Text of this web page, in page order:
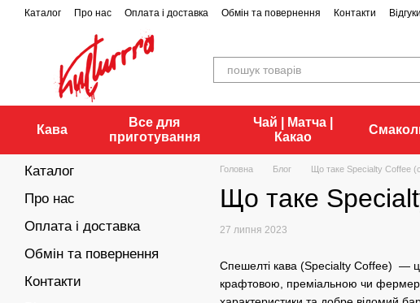
Перейти до основного контенту
Каталог Про нас Оплата і доставка Обмін та повернення Контакти
Кава
Все для
приготування
Чай | Матча |
Какао
Головна Блог Що таке Specialty Coffee
Що таке
27 липня 2023
Спешелті кава (Specialty Coffee) — це
крафтовою, преміальною чи
Каталог
Про нас
Оплата і доставка
Обмін та повернення
Контакти